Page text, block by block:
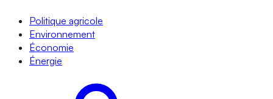
Politique agricole
Environnement
Économie
Énergie